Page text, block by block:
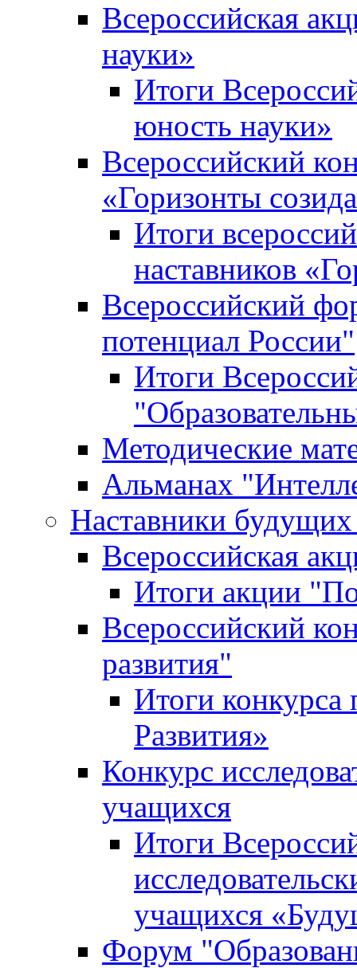
Всероссийская
науки»
Итоги
юность науки»
Всероссийский
«Горизонты
Итоги
наставников
Всероссийский
потенциал России"
Итоги
Методические
Альманах
Наставники
Всероссийская
Итоги акции
Всероссийский
развития"
Итоги конкурса
Развития»
Конкурс
учащихся
Итоги
учащихся
Форум